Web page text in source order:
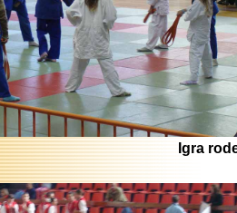
Igra